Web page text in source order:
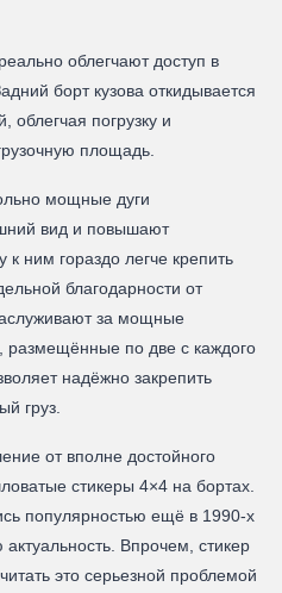
облегчают доступ в
борт кузова откидывается
облегчая погрузку и
площадь.
мощные дуги
вид и повышают
к ним гораздо легче крепить
благодарности от
за мощные
размещённые по две с каждого
надёжно закрепить
груз.
от вполне достойного
стикеры 4×4 на бортах.
популярностью ещё в 1990-х
Впрочем, стикер
это серьезной проблемой